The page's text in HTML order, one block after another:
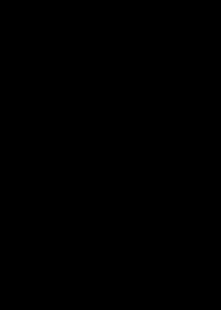
| R 55/887
weltlichen stands
gedechtnüß
1520 | R 55/3558
8217